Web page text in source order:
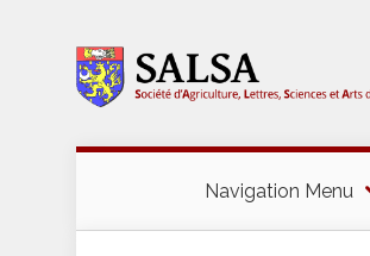
Navigation Menu